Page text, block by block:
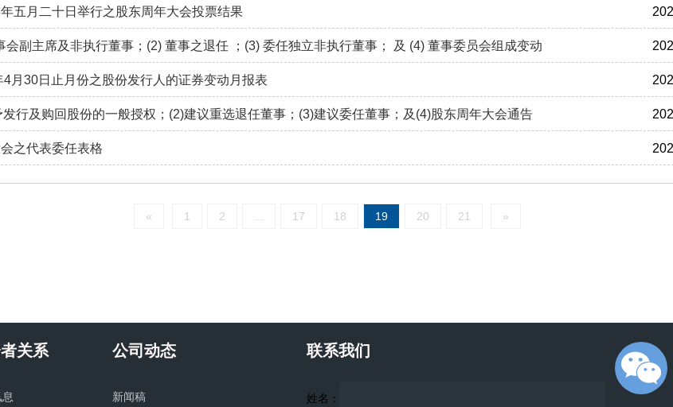
五月二十日举行之股东周年大会投票结果
会副主席及非执行董事；(2) 董事之退任 ；(3) 委任独立非执行董事； 及 (4) 董事委员会组成变动
4月30日止月份之股份发行人的证券变动月报表
发行及购回股份的一般授权；(2)建议重选退任董事；(3)建议委任董事；及(4)股东周年大会通告
之代表委任表格
« 1 2 17 18 19 20 21 »
关系 公司动态
新闻稿
联系我们
姓名：